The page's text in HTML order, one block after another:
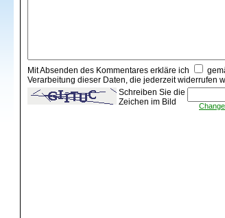
Mit Absenden des Kommentares erkläre ich
Verarbeitung dieser Daten, die jederzeit widerrufen
Schreiben Sie die
Zeichen im Bild